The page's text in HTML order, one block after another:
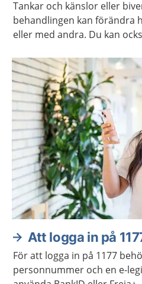
Tankar och känslor eller
behandlingen kan förändra
eller med andra. Du kan
lusten och förmågan att ha
Att logga in på
För att logga in på 1177
personnummer och en e-